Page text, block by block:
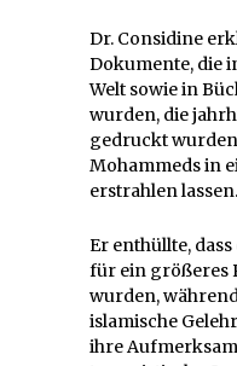
Dr. Considine
Dokumente, die
Welt sowie in
wurden, die
gedruckt
Mohammeds in
erstrahlen lassen.
Er enthüllte,
für ein größeres
wurden,
islamische
ihre